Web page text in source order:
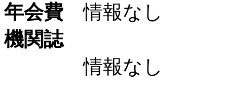
年会費 情報なし
機関誌
情報なし